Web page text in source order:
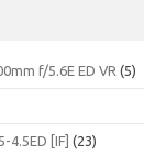
f/5.6E ED VR (5)
4.5ED [IF] (23)